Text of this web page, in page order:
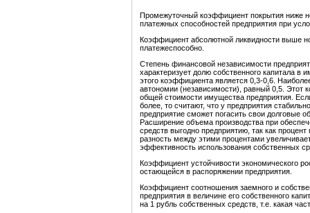
Промежуточный коэффициент покрытия ниже
платежных способностей предприятия при
Коэффициент абсолютной ликвидности выше
платежеспособно.
Степень финансовой независимости
характеризует долю собственного капитала
этого коэффициента является 0,3-0,6.
автономии (независимости), равный 0,5. Этот
общей стоимости имущества предприятия.
более, то считают, что у предприятия
предприятие сможет погасить свои долговые
Расширение объема производства при
средств выгодно предприятию, так как
разность между этими процентами
эффективность использования собственных
Коэффициент устойчивости экономического
остающейся в распоряжении предприятия.
Коэффициент соотношения заемного и
предприятия в величине его собственного
на 1 рубль собственных средств, т.е. какая